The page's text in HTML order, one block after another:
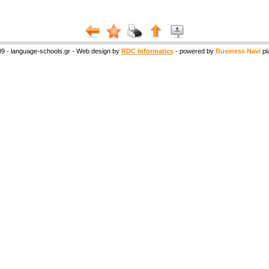
- language-schools.gr - Web design by RDC Informatics- powered by Business Navi